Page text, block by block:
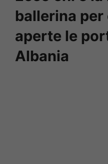
ballerina per
aperte le
Albania